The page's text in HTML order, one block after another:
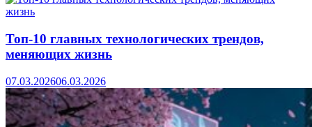
Топ-10 главных технологических трендов,
меняющих жизнь
07.03.202606.03.2026